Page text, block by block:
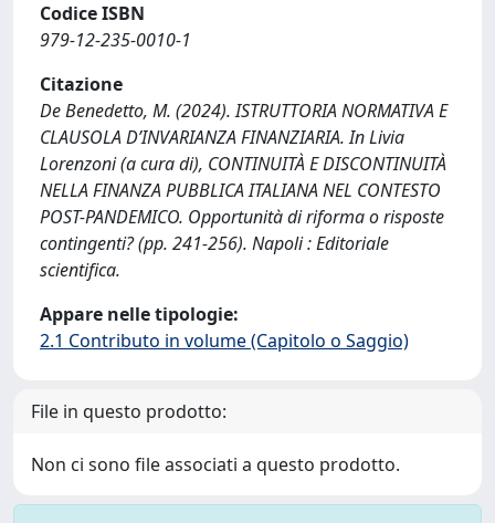
Codice ISBN
979-12-235-0010-1
Citazione
De Benedetto, M. (2024). ISTRUTTORIA NORMATIVA E
CLAUSOLA D’INVARIANZA FINANZIARIA. In Livia
Lorenzoni (a cura di), CONTINUITÀ E DISCONTINUITÀ
NELLA FINANZA PUBBLICA ITALIANA NEL CONTESTO
POST-PANDEMICO. Opportunità di riforma o risposte
contingenti? (pp. 241-256). Napoli : Editoriale
scientifica.
Appare nelle tipologie:
2.1 Contributo in volume (Capitolo o Saggio)
File in questo prodotto:
Non ci sono file associati a questo prodotto.